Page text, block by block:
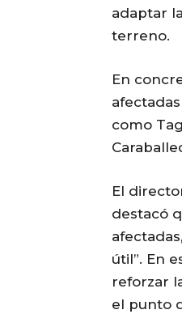
adaptar
terreno.
En
como
El
destacó
útil”. En
reforzar
el punto